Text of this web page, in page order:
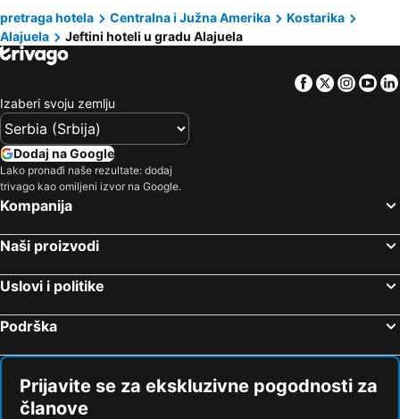
GreenLagoon Wellbeing Resort
Hotel Mango Valley
pretraga hotela Centralna i Južna Amerika
Kostarika
Alajuela
Jeftini hoteli u gradu Alajuela
Facebook
Twitter
Izaberi svoju zemlju
Dodaj na Google
Lako pronađi naše rezultate: dodaj
trivago kao omiljeni izvor na Google.
Kompanija
Naši proizvodi
Uslovi i politike
Podrška
Prijavite se za ekskluzivne pogodnosti za
članove